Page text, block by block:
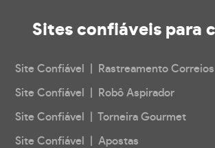
Sites confiáveis para
Site Confiável | Rastreamento Correios
Site Confiável | Robô Aspirador
Site Confiável | Torneira Gourmet
Site Confiável | Apostas